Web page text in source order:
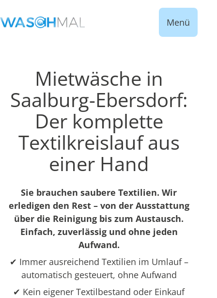
Menü
Mietwäsche in
Saalburg-Ebersdorf:
Der komplette
Textilkreislauf aus
einer Hand
Sie brauchen saubere Textilien. Wir
erledigen den Rest – von der Ausstattung
über die Reinigung bis zum Austausch.
Einfach, zuverlässig und ohne jeden
Aufwand.
✔ Immer ausreichend Textilien im Umlauf –
automatisch gesteuert, ohne Aufwand
✔ Kein eigener Textilbestand oder Einkauf